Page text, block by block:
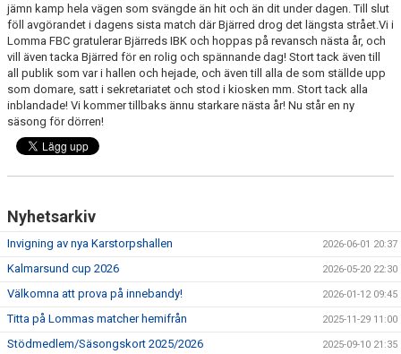
jämn kamp hela vägen som svängde än hit och än dit under dagen. Till slut
föll avgörandet i dagens sista match där Bjärred drog det längsta strået.Vi i
Lomma FBC gratulerar Bjärreds IBK och hoppas på revansch nästa år, och
vill även tacka Bjärred för en rolig och spännande dag! Stort tack även till
all publik som var i hallen och hejade, och även till alla de som ställde upp
som domare, satt i sekretariatet och stod i kiosken mm. Stort tack alla
inblandade! Vi kommer tillbaks ännu starkare nästa år! Nu står en ny
säsong för dörren!
Nyhetsarkiv
Invigning av nya Karstorpshallen 2026-06-01 20:37
Kalmarsund cup 2026 2026-05-20 22:30
Välkomna att prova på innebandy! 2026-01-12 09:45
Titta på Lommas matcher hemifrån 2025-11-29 11:00
Stödmedlem/Säsongskort 2025/2026 2025-09-10 21:35